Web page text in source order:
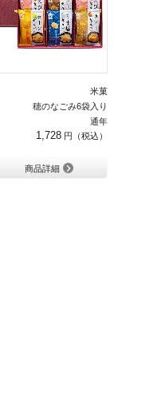
米菓
穂のなごみ6袋入り
通年
1,728
商品詳細